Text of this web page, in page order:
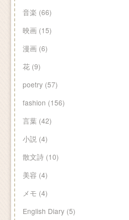
音楽 (66)
映画 (15)
漫画 (6)
花 (9)
poetry (57)
fashion (156)
言葉 (42)
小説 (4)
散文詩 (10)
美容 (4)
メモ (4)
English Diary (5)